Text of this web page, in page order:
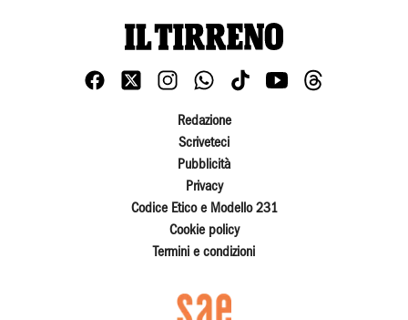
Redazione
Scriveteci
Pubblicità
Privacy
Codice Etico e Modello 231
Cookie policy
Termini e condizioni